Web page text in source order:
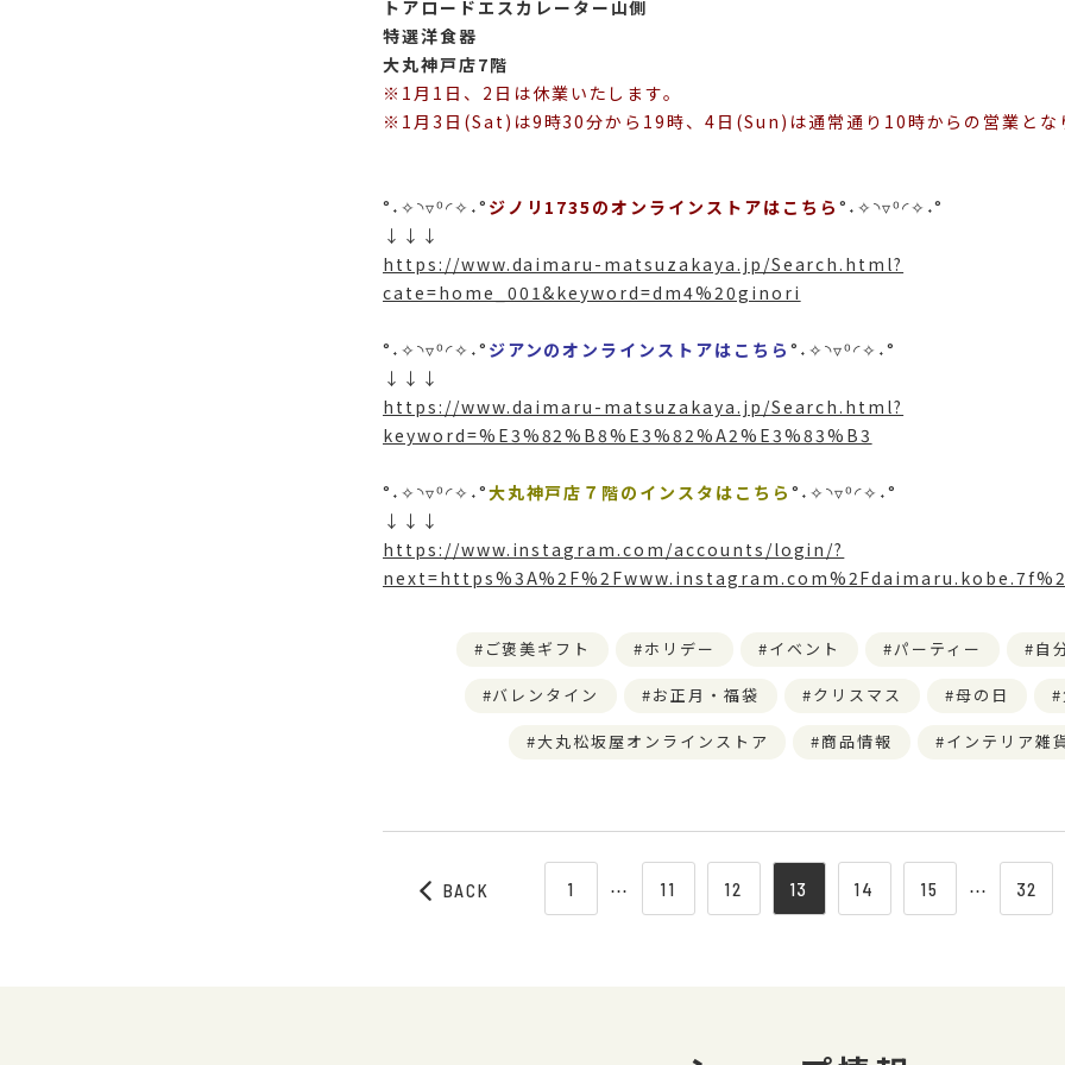
トアロードエスカレーター山側
特選洋食器
大丸神戸店7階
※1月1日、2日は休業いたします。
※1月3日(Sat)は9時30分から19時、4日(Sun)は通常通り10時からの営業とな
°˖✧◝▿⁰◜✧˖° ジノリ1735のオンラインストアはこちら °˖✧◝▿⁰◜✧˖°
↓↓↓
https://www.daimaru-matsuzakaya.jp/Search.html?
cate=home_001&keyword=dm4%20ginori
°˖✧◝▿⁰◜✧˖° ジアンのオンラインストアはこちら °˖✧◝▿⁰◜✧˖°
↓↓↓
https://www.daimaru-matsuzakaya.jp/Search.html?
keyword=%E3%82%B8%E3%82%A2%E3%83%B3
°˖✧◝▿⁰◜✧˖°大丸神戸店７階のインスタはこちら °˖✧◝▿⁰◜✧˖°
↓↓↓
https://www.instagram.com/accounts/login/?
ご褒美ギフト ホリデー イベント パーティー 自
バレンタイン お正月・福袋 クリスマス 母の日
大丸松坂屋オンラインストア 商品情報 インテリア雑
BACK 1 ⋯ 11 12 13 14 15 ⋯ 32